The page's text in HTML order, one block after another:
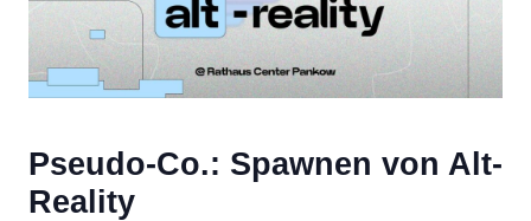
Pseudo-Co.: Spawnen von Alt-
Reality